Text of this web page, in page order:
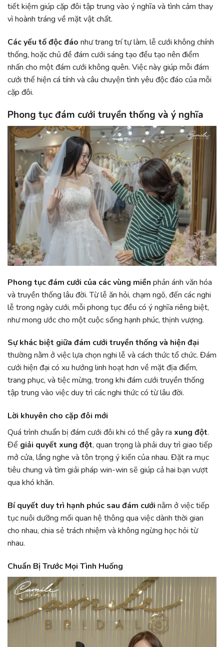
tiết kiệm giúp cặp đôi tập trung vào ý nghĩa và tình cảm thay
vì hoành tráng về mặt vật chất.
Các yếu tố độc đáo như trang trí tự làm, lễ cưới không chính
thống, hoặc chủ đề đám cưới sáng tạo đều tạo nên điểm
nhấn cho một đám cưới không quên. Việc này giúp mỗi đám
cưới thể hiện cá tính và câu chuyện tình yêu độc đáo của mỗi
cặp đôi.
Phong tục đám cưới truyền thống và ý nghĩa
Phong tục đám cưới của các vùng miền phản ánh văn hóa
và truyền thống lâu đời. Từ lễ ăn hỏi, chạm ngõ, đến các nghi
lễ trong ngày cưới, mỗi phong tục đều có ý nghĩa riêng biệt,
như mong ước cho một cuộc sống hạnh phúc, thịnh vượng.
Sự khác biệt giữa đám cưới truyền thống và hiện đại
thường nằm ở việc lựa chọn nghi lễ và cách thức tổ chức. Đám
cưới hiện đại có xu hướng linh hoạt hơn về mặt địa điểm,
trang phục, và tiệc mừng, trong khi đám cưới truyền thống
tập trung vào việc duy trì các nghi thức có từ lâu đời.
Lời khuyên cho cặp đôi mới
Quá trình chuẩn bị đám cưới đôi khi có thể gây ra xung đột.
Để giải quyết xung đột, quan trọng là phải duy trì giao tiếp
mở cửa, lắng nghe và tôn trọng ý kiến của nhau. Đặt ra mục
tiêu chung và tìm giải pháp win-win sẽ giúp cả hai bạn vượt
qua khó khăn.
Bí quyết duy trì hạnh phúc sau đám cưới nằm ở việc tiếp
tục nuôi dưỡng mối quan hệ thông qua việc dành thời gian
cho nhau, chia sẻ trách nhiệm và không ngừng học hỏi từ
nhau.
Chuẩn Bị Trước Mọi Tình Huống